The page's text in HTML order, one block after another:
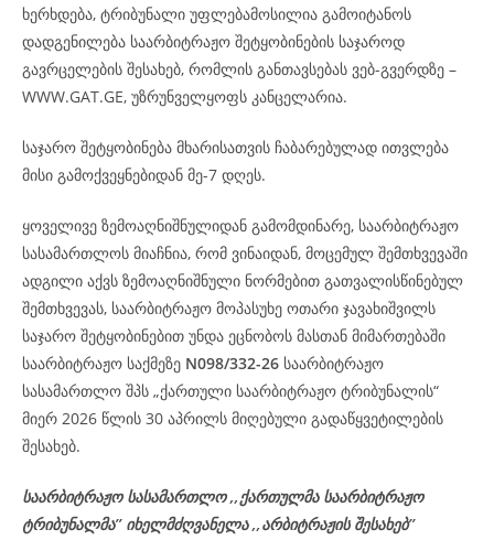
ხერხდება, ტრიბუნალი უფლებამოსილია გამოიტანოს
დადგენილება საარბიტრაჟო შეტყობინების საჯაროდ
გავრცელების შესახებ, რომლის განთავსებას ვებ-გვერდზე –
WWW.GAT.GE, უზრუნველყოფს კანცელარია.
საჯარო შეტყობინება მხარისათვის ჩაბარებულად ითვლება
მისი გამოქვეყნებიდან მე-7 დღეს.
ყოველივე ზემოაღნიშნულიდან გამომდინარე, საარბიტრაჟო
სასამართლოს მიაჩნია, რომ ვინაიდან, მოცემულ შემთხვევაში
ადგილი აქვს ზემოაღნიშნული ნორმებით გათვალისწინებულ
შემთხვევას, საარბიტრაჟო მოპასუხე ოთარი ჯავახიშვილს
საჯარო შეტყობინებით უნდა ეცნობოს მასთან მიმართებაში
საარბიტრაჟო საქმეზე N098/332-26 საარბიტრაჟო
სასამართლო შპს „ქართული საარბიტრაჟო ტრიბუნალის“
მიერ 2026 წლის 30 აპრილს მიღებული გადაწყვეტილების
შესახებ.
საარბიტრაჟო სასამართლო ,,ქართულმა საარბიტრაჟო
ტრიბუნალმა’’ იხელმძღვანელა ,,არბიტრაჟის შესახებ’’